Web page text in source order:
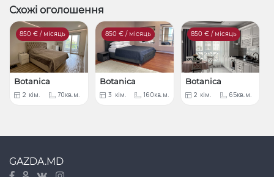
Схожі оголошення
850 € / місяць
Botanica
2 кім. 70кв.м.
850 € / місяць
Botanica
3 кім. 160кв.м.
850 € / місяць
Botanica
2 кім. 65кв.м.
GAZDA.MD